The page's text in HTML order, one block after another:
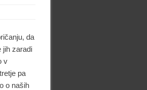
da
jih zaradi
v
pa
o naših